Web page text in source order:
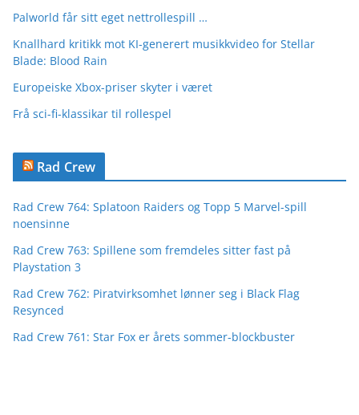
Palworld får sitt eget nettrollespill …
Knallhard kritikk mot KI-generert musikkvideo for Stellar
Blade: Blood Rain
Europeiske Xbox-priser skyter i været
Frå sci-fi-klassikar til rollespel
Rad Crew
Rad Crew 764: Splatoon Raiders og Topp 5 Marvel-spill
noensinne
Rad Crew 763: Spillene som fremdeles sitter fast på
Playstation 3
Rad Crew 762: Piratvirksomhet lønner seg i Black Flag
Resynced
Rad Crew 761: Star Fox er årets sommer-blockbuster